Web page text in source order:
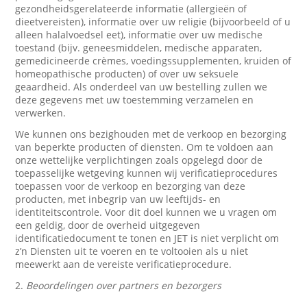
gezondheidsgerelateerde informatie (allergieën of
dieetvereisten), informatie over uw religie (bijvoorbeeld of u
alleen halalvoedsel eet), informatie over uw medische
toestand (bijv. geneesmiddelen, medische apparaten,
gemedicineerde crèmes, voedingssupplementen, kruiden of
homeopathische producten) of over uw seksuele
geaardheid. Als onderdeel van uw bestelling zullen we
deze gegevens met uw toestemming verzamelen en
verwerken.
We kunnen ons bezighouden met de verkoop en bezorging
van beperkte producten of diensten. Om te voldoen aan
onze wettelijke verplichtingen zoals opgelegd door de
toepasselijke wetgeving kunnen wij verificatieprocedures
toepassen voor de verkoop en bezorging van deze
producten, met inbegrip van uw leeftijds- en
identiteitscontrole. Voor dit doel kunnen we u vragen om
een geldig, door de overheid uitgegeven
identificatiedocument te tonen en JET is niet verplicht om
z’n Diensten uit te voeren en te voltooien als u niet
meewerkt aan de vereiste verificatieprocedure.
2. Beoordelingen over partners en bezorgers